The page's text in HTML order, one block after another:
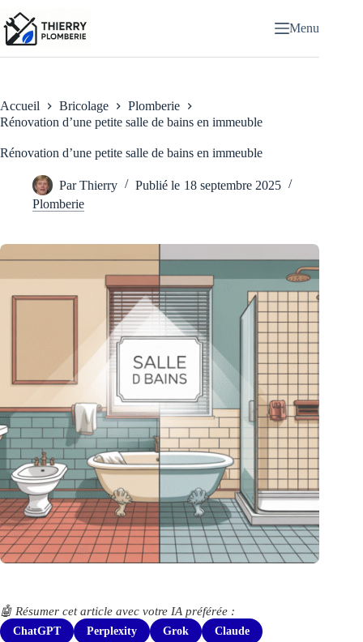
au
contenu
Menu
Accueil Bricolage
Plomberie
Rénovation d’une petite salle de bains en immeuble
Rénovation d’une petite salle de bains en immeuble
Par Thierry Publié le 18 septembre 2025
Plomberie
🤖 Résumer cet article avec votre IA préférée :
ChatGPT Perplexity Grok Claude